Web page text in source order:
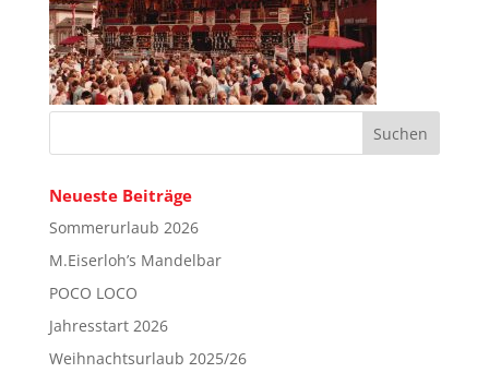
Neueste Beiträge
Sommerurlaub 2026
M.Eiserloh’s Mandelbar
POCO LOCO
Jahresstart 2026
Weihnachtsurlaub 2025/26